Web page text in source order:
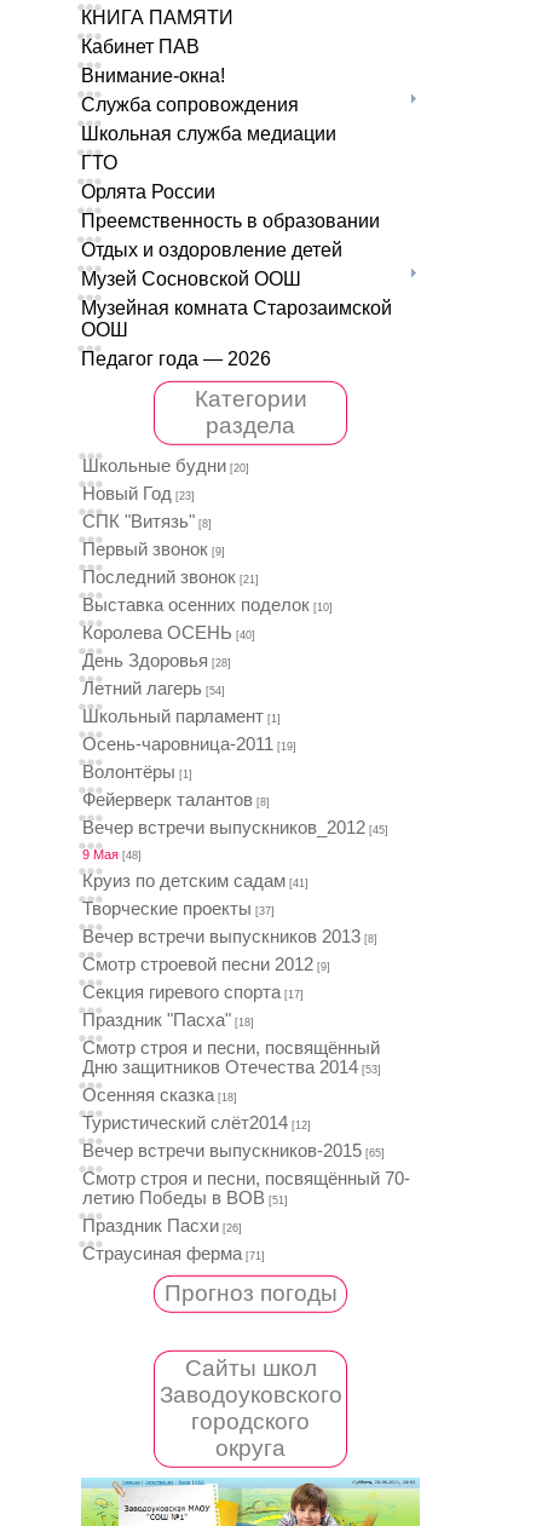
КНИГА ПАМЯТИ
Кабинет ПАВ
Внимание-окна!
Служба сопровождения
Школьная служба медиации
ГТО
Орлята России
Преемственность в образовании
Отдых и оздоровление детей
Музей Сосновской ООШ
Музейная комната Старозаимской
ООШ
Педагог года — 2026
Категории
раздела
Школьные будни [20]
Новый Год [23]
СПК "Витязь" [8]
Первый звонок [9]
Последний звонок [21]
Выставка осенних поделок [10]
Королева ОСЕНЬ [40]
День Здоровья [28]
Летний лагерь [54]
Школьный парламент [1]
Осень-чаровница-2011 [19]
Волонтёры [1]
Фейерверк талантов [8]
Вечер встречи выпускников_2012 [45]
9 Мая [48]
Круиз по детским садам [41]
Творческие проекты [37]
Вечер встречи выпускников 2013 [8]
Смотр строевой песни 2012 [9]
Секция гиревого спорта [17]
Праздник "Пасха" [18]
Смотр строя и песни, посвящённый
Дню защитников Отечества 2014 [53]
Осенняя сказка [18]
Туристический слёт2014 [12]
Вечер встречи выпускников-2015 [65]
Смотр строя и песни, посвящённый 70-
летию Победы в ВОВ [51]
Праздник Пасхи [26]
Страусиная ферма [71]
Прогноз погоды
Сайты школ
Заводоуковского
городского
округа